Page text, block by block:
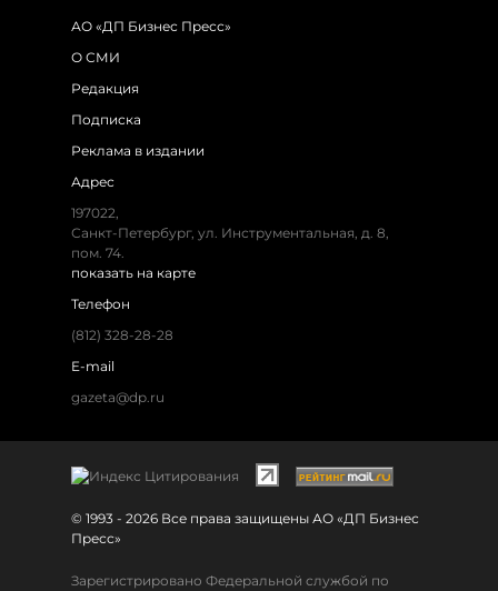
АО «ДП Бизнес Пресс»
О СМИ
Редакция
Подписка
Реклама в издании
Адрес
197022,
Санкт-Петербург, ул. Инструментальная, д. 8,
пом. 74.
показать на карте
Телефон
(812) 328-28-28
E-mail
gazeta@dp.ru
© 1993 - 2026 Все права защищены АО «ДП Бизнес
Пресс»
Зарегистрировано Федеральной службой по